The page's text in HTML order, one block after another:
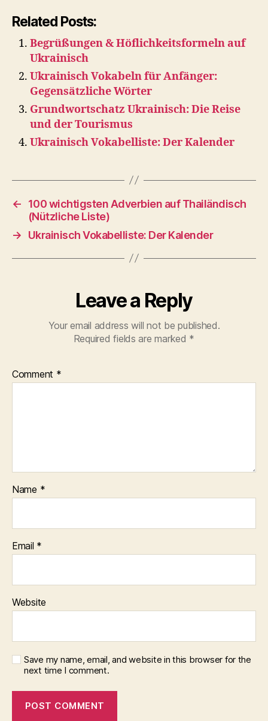
Related Posts:
Begrüßungen & Höflichkeitsformeln auf
Ukrainisch
Ukrainisch Vokabeln für Anfänger:
Gegensätzliche Wörter
Grundwortschatz Ukrainisch: Die Reise
und der Tourismus
Ukrainisch Vokabelliste: Der Kalender
←
100 wichtigsten Adverbien auf Thailändisch
(Nützliche Liste)
→
Ukrainisch Vokabelliste: Der Kalender
Leave a Reply
Your email address will not be published.
Required fields are marked *
Comment *
Name *
Email *
Website
Save my name, email, and website in this browser for the
next time I comment.